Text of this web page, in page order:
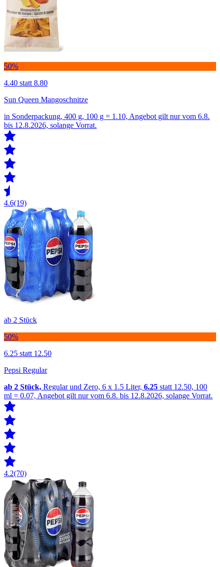
50%
4.40 statt 8.80
Sun Queen Mangoschnitze
in Sonderpackung, 400 g, 100 g = 1.10, Angebot gilt nur vom 6.8.
bis 12.8.2026, solange Vorrat.
4.6(19)
ab 2 Stück
50%
6.25 statt 12.50
Pepsi Regular
ab 2 Stück, Regular und Zero, 6 x 1.5 Liter, 6.25 statt 12.50, 100
ml = 0.07, Angebot gilt nur vom 6.8. bis 12.8.2026, solange Vorrat.
4.2(70)